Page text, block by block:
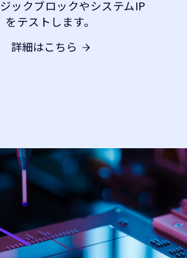
ックブロックやシステムIP
をテストします。
詳細はこちら